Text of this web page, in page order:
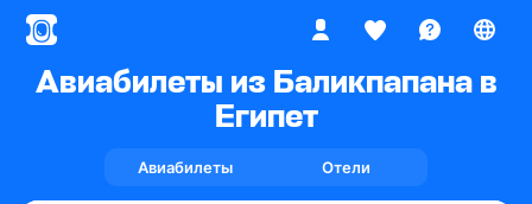
Авиабилеты из Баликпапана в
Египет
Авиабилеты Отели